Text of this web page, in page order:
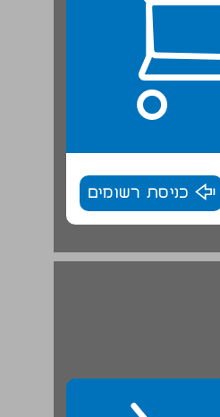
כניסת רשומים